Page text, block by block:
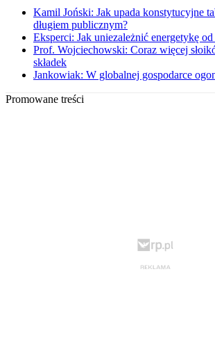
Kamil Joński: Jak upada konstytucyjne
długiem publicznym?
Eksperci: Jak uniezależnić energetykę od
Prof. Wojciechowski: Coraz więcej
składek
Jankowiak: W globalnej gospodarce
Promowane treści